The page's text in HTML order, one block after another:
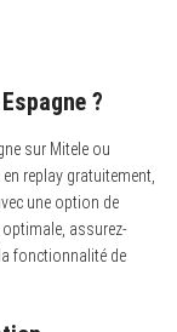
?
sur Mitele ou
replay gratuitement,
une option de
optimale, assurez-
fonctionnalité de